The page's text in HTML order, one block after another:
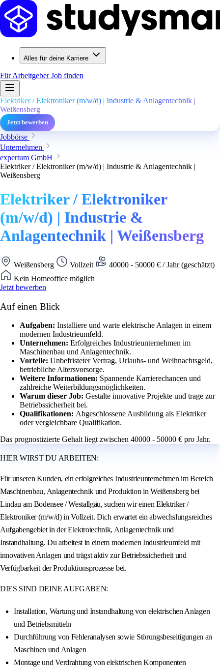
Alles für deine Karriere
Für ArbeitgeberJob finden
Elektriker / Elektroniker (m/w/d) | Industrie & Anlagentechnik |
Weißensberg
Jetzt bewerben
Jobbörse
Unternehmen
expertum GmbH
Elektriker / Elektroniker (m/w/d) | Industrie & Anlagentechnik |
Weißensberg
Elektriker / Elektroniker
(m/w/d) | Industrie &
Anlagentechnik | Weißensberg
Weißensberg Vollzeit
40000 - 50000 € / Jahr (geschätzt)
Kein Homeoffice möglich
Jetzt bewerben
Auf einen Blick
Aufgaben: Installiere und warte elektrische Anlagen in einem
modernen Industrieumfeld.
Unternehmen: Erfolgreiches Industrieunternehmen im
Maschinenbau und Anlagentechnik.
Vorteile: Unbefristeter Vertrag, Urlaubs- und Weihnachtsgeld,
betriebliche Altersvorsorge.
Weitere Informationen: Spannende Karrierechancen und
zahlreiche Weiterbildungsmöglichkeiten.
Warum dieser Job: Gestalte innovative Projekte und trage zur
Betriebssicherheit bei.
Qualifikationen: Abgeschlossene Ausbildung als Elektriker
oder vergleichbare Qualifikation.
Das prognostizierte Gehalt liegt zwischen 40000 - 50000 € pro Jahr.
HIER WIRST DU ARBEITEN:
Für unseren Kunden, ein erfolgreiches Industrieunternehmen im Bereich
Maschinenbau, Anlagentechnik und Produktion in Weißensberg bei
Lindau am Bodensee / Westallgäu, suchen wir einen Elektriker /
Elektroniker (m/w/d) in Vollzeit. Dich erwartet ein abwechslungsreiches
Aufgabengebiet in der Elektrotechnik, Anlagentechnik und
Instandhaltung. Du arbeitest in einem modernen Industrieumfeld mit
innovativen Anlagen und trägst aktiv zur Betriebssicherheit und
Verfügbarkeit der Produktionsprozesse bei.
DIES SIND DEINE AUFGABEN:
Installation, Wartung und Instandhaltung von elektrischen Anlagen
und Betriebsmitteln
Durchführung von Fehleranalysen sowie Störungsbeseitigungen an
Maschinen und Anlagen
Montage und Verdrahtung von elektrischen Komponenten